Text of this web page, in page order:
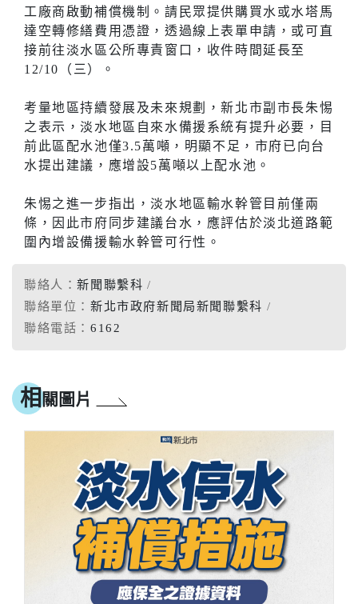
工廠商啟動補償機制。請民眾提供購買水或水塔馬
達空轉修繕費用憑證，透過線上表單申請，或可直
接前往淡水區公所專責窗口，收件時間延長至
12/10（三）。
考量地區持續發展及未來規劃，新北市副市長朱惕
之表示，淡水地區自來水備援系統有提升必要，目
前此區配水池僅3.5萬噸，明顯不足，市府已向台
水提出建議，應增設5萬噸以上配水池。
朱惕之進一步指出，淡水地區輸水幹管目前僅兩
條，因此市府同步建議台水，應評估於淡北道路範
圍內增設備援輸水幹管可行性。
聯絡人：新聞聯繫科
聯絡單位： 新北市政府新聞局新聞聯繫科
聯絡電話： 6162
相 關圖片